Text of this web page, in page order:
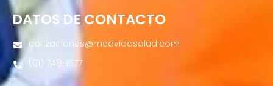
DATOS DE CONTACTO
cotizaciones@medvidasalud.com
(01) 748-1577